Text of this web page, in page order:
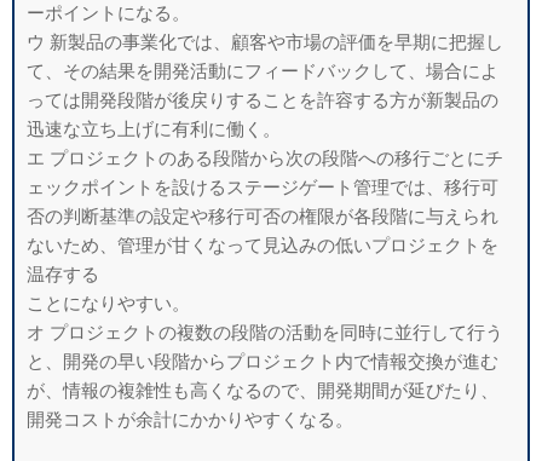
ーポイントになる。
ウ 新製品の事業化では、顧客や市場の評価を早期に把握し
て、その結果を開発活動にフィードバックして、場合によ
っては開発段階が後戻りすることを許容する方が新製品の
迅速な立ち上げに有利に働く。
エ プロジェクトのある段階から次の段階への移行ごとにチ
ェックポイントを設けるステージゲート管理では、移行可
否の判断基準の設定や移行可否の権限が各段階に与えられ
ないため、管理が甘くなって見込みの低いプロジェクトを
温存する
ことになりやすい。
オ プロジェクトの複数の段階の活動を同時に並行して行う
と、開発の早い段階からプロジェクト内で情報交換が進む
が、情報の複雑性も高くなるので、開発期間が延びたり、
開発コストが余計にかかりやすくなる。